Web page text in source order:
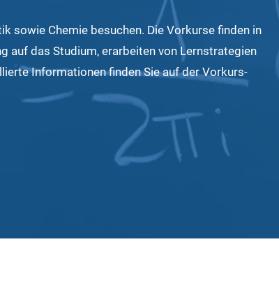
sowie Chemie besuchen. Die Vorkurse finden in
auf das Studium, erarbeiten von Lernstrategien
Informationen finden Sie auf der Vorkurs-